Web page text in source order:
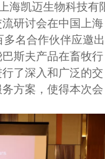
海凯迈生物科技有
研讨会在中国上海
名合作伙伴应邀出
斯夫产品在畜牧行
了深入和广泛的交
方案，使得本次会